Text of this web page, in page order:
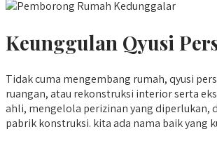
Keunggulan Qyusi
Tidak cuma mengembang rumah, qyusi
ruangan, atau rekonstruksi interior serta
ahli, mengelola perizinan yang diperlukan,
pabrik konstruksi. kita ada nama baik yang